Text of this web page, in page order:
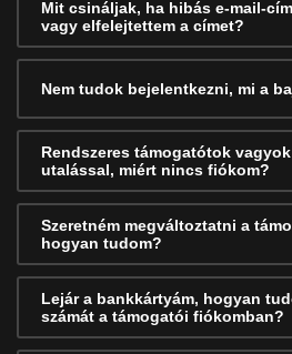
Mit csináljak, ha hibás e-mail-
vagy elfelejtettem a címet?
Nem tudok bejelentkezni, mi a
Rendszeres támogatótok
utalással, miért nincs fiókom?
Szeretném megváltoztatni a
hogyan tudom?
Lejár a bankkártyám, hogyan
számát a támogatói fiókomban?